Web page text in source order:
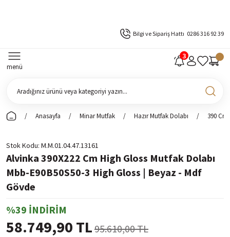
Bilgi ve Sipariş Hattı 0286 316 92 39
menü
Anasayfa Minar Mutfak Hazır Mutfak Dolabı 390 Cm
Stok Kodu M.M.01.04.47.13161
Alvinka 390X222 Cm High Gloss Mutfak Dolabı
Mbb-E90B50S50-3 High Gloss | Beyaz - Mdf
Gövde
%39 İNDİRİM
58.749,90 TL 95.610,00 TL